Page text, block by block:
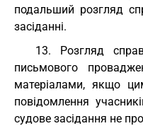
подальший розгляд
засіданні.
13. Розгляд
письмового
матеріалами, якщо
повідомлення
судове засідання не